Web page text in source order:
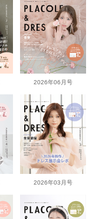
2026年06月号
2026年03月号